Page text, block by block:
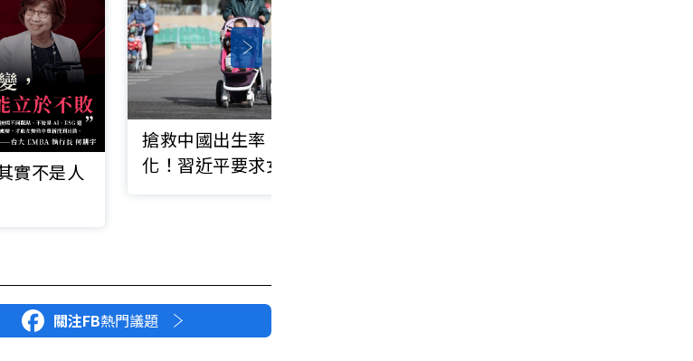
實不是人
搶救中國出生率、人口老
化！習近平要求女性回歸家
關注FB熱門議題